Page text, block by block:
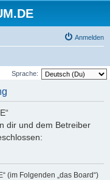
Anmelden
Sprache:
dir und dem Betreiber
(im Folgenden „das Board“)